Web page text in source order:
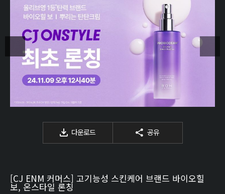
다운로드 공유
[CJ ENM 커머스] 고기능성 스킨케어 브랜드 바이오힐
보, 온스타일 론칭